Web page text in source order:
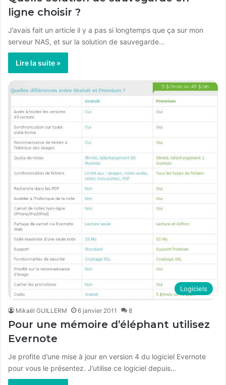
ligne choisir ?
J’avais fait un article il y a pas si longtemps que ça sur mon
serveur NAS, et sur la solution de sauvegarde…
Lire la suite »
Logiciels
Mikaël GUILLERM 6 janvier 2011 8
Pour une mémoire d’éléphant utilisez
Evernote
Je profite d’une mise à jour en version 4 du logiciel Evernote
pour vous le présentez. J’utilise ce logiciel depuis…